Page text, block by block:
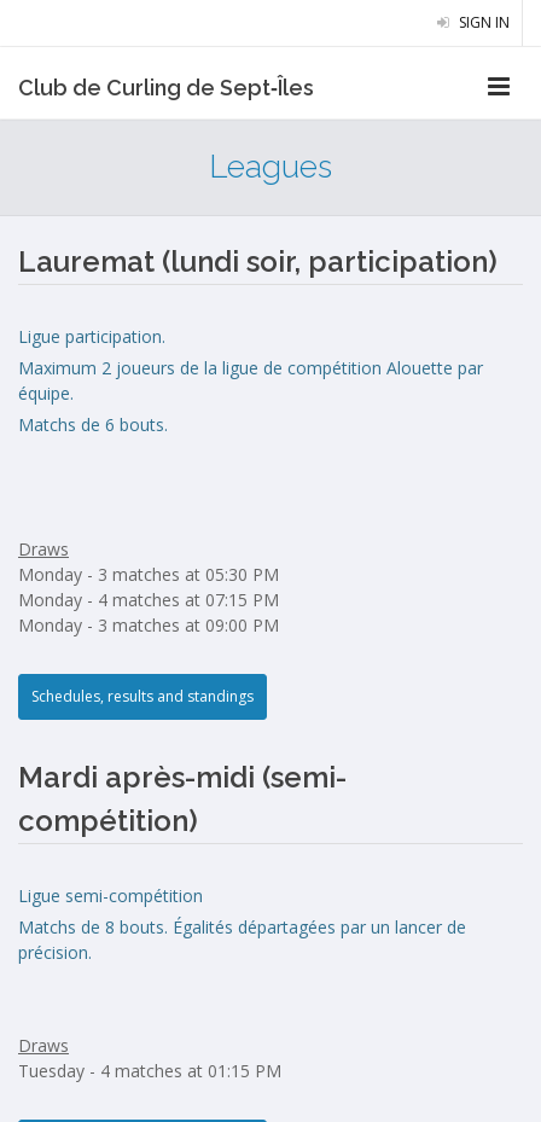
SIGN IN
Club de Curling de Sept‑Îles
Leagues
Lauremat (lundi soir, participation)
Ligue participation.
Maximum 2 joueurs de la ligue de compétition Alouette par
équipe.
Matchs de 6 bouts.
Draws
Monday - 3 matches at 05:30 PM
Monday - 4 matches at 07:15 PM
Monday - 3 matches at 09:00 PM
Schedules, results and standings
Mardi après-midi (semi-
compétition)
Ligue semi-compétition
Matchs de 8 bouts. Égalités départagées par un lancer de
précision.
Draws
Tuesday - 4 matches at 01:15 PM